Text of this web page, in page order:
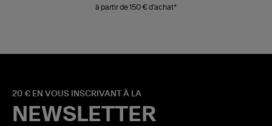
à partir de 150 € d'achat*
20 € EN VOUS INSCRIVANT À LA
NEWSLETTER